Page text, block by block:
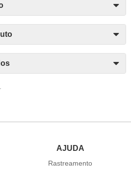
AJUDA
Rastreamento